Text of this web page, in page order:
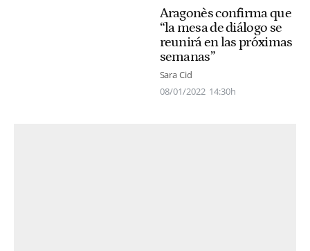
Aragonès confirma que
“la mesa de diálogo se
reunirá en las próximas
semanas”
Sara Cid
08/01/2022 14:30h